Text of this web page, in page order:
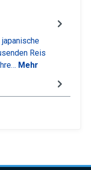
Reis
Mehr